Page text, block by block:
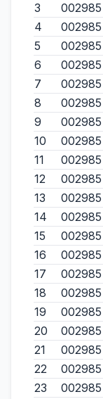
3
002985
4
002985
5
002985
6
002985
7
002985
8
002985
9
002985
10
002985
11
002985
12
002985
13
002985
14
002985
15
002985
16
002985
17
002985
18
002985
19
002985
20
002985
21
002985
22
002985
23
002985